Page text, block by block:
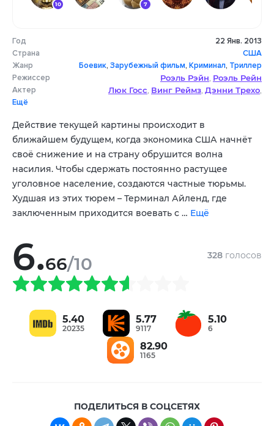
10 7
10
Год
Страна
Жанр
Режиссер
Актер
Ещё
22 Янв. 2013
США
Боевик, Зарубежный фильм, Криминал, Триллер
Роэль Рэйн, Роэль Рейн
Люк Госс, Винг Реймз, Дэнни Трехо,
Роксана Хейуорд
Действие текущей картины происходит в
ближайшем будущем, когда экономика США начнёт
своё снижение и на страну обрушится волна
насилия. Чтобы сдержать постоянно растущее
уголовное население, создаются частные тюрьмы.
Худшая из этих тюрем – Терминал Айленд, где
заключенным приходится воевать с … Ещё
6.66/10 328 голосов
5.40
20235
5.77
9117
5.10
6
82.90
1165
ПОДЕЛИТЬСЯ В СОЦСЕТЯХ